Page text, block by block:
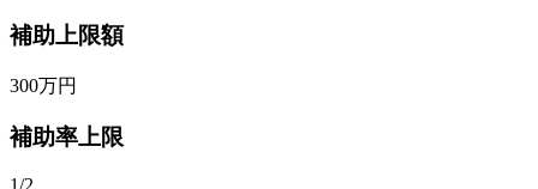
補助上限額
300万円
補助率上限